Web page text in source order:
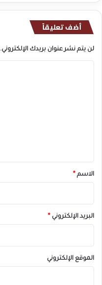
أضف تعليقاً
لن يتم نشر عنوان بريدك الإلكتروني.
*
الاسم *
البريد الإلكتروني *
الموقع الإلكتروني